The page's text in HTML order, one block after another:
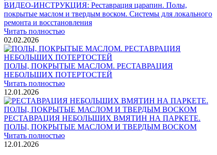
ВИДЕО-ИНСТРУКЦИЯ: Реставрация царапин. Полы,
покрытые маслом и твердым воском. Системы для локального
ремонта и восстановления
Читать полностью
02.02.2026
ПОЛЫ, ПОКРЫТЫЕ МАСЛОМ. РЕСТАВРАЦИЯ
НЕБОЛЬШИХ ПОТЕРТОСТЕЙ
Читать полностью
12.01.2026
РЕСТАВРАЦИЯ НЕБОЛЬШИХ ВМЯТИН НА ПАРКЕТЕ.
ПОЛЫ, ПОКРЫТЫЕ МАСЛОМ И ТВЕРДЫМ ВОСКОМ
Читать полностью
12.01.2026